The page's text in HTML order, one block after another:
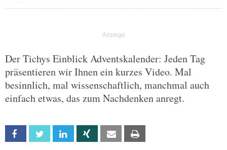
Der Tichys Einblick Adventskalender: Jeden Tag
präsentieren wir Ihnen ein kurzes Video. Mal
besinnlich, mal wissenschaftlich, manchmal auch
einfach etwas, das zum Nachdenken anregt.
Facebook Twitter Linkedin Xing Email